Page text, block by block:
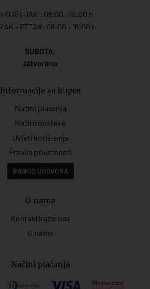
: 08:00 - 18:00 h
- PETAK: 08:00 - 16:00 h
SUBOTA:
zatvoreno
Informacije za kupce
Načini plaćanja
Načini dostave
Uvjeti korištenja
Pravila privatnosti
RASKID UGOVORA
O nama
Kontaktirajte nas
O nama
Načini plaćanja